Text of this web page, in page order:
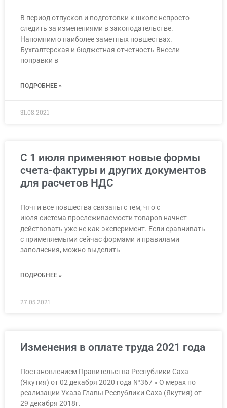
В период отпусков и подготовки к школе непросто
следить за изменениями в законодательстве.
Напомним о наиболее заметных новшествах.
Бухгалтерская и бюджетная отчетность Внесли
поправки в
ПОДРОБНЕЕ »
31.08.2021
С 1 июля применяют новые формы
счета-фактуры и других документов
для расчетов НДС
Почти все новшества связаны с тем, что с
июля система прослеживаемости товаров начнет
действовать уже не как эксперимент. Если сравнивать
с применяемыми сейчас формами и правилами
заполнения, можно выделить
ПОДРОБНЕЕ »
27.05.2021
Изменения в оплате труда 2021 года
Постановлением Правительства Республики Саха
(Якутия) от 02 декабря 2020 года №367 « О мерах по
реализации Указа Главы Республики Саха (Якутия) от
29 декабря 2018г.